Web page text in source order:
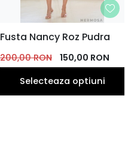
38
44
Fusta Nancy Roz Pudra
200,00RON 150,00 RON
Selecteaza optiuni